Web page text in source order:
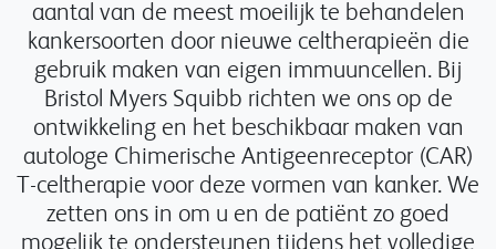
aantal van de meest moeilijk te behandelen
kankersoorten door nieuwe celtherapieën die
gebruik maken van eigen immuuncellen. Bij
Bristol Myers Squibb richten we ons op de
ontwikkeling en het beschikbaar maken van
autologe Chimerische Antigeenreceptor (CAR)
T-celtherapie voor deze vormen van kanker. We
zetten ons in om u en de patiënt zo goed
mogelijk te ondersteunen tijdens het volledige